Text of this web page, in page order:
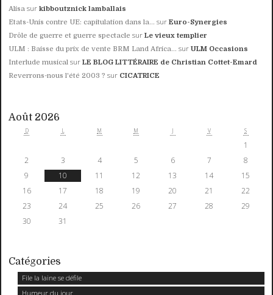
Alisa surkibboutznick lamballais
Etats-Unis contre UE: capitulation dans la... surEuro-Synergies
Drôle de guerre et guerre spectacle surLe vieux templier
ULM : Baisse du prix de vente BRM Land Africa... surULM Occasions
Interlude musical surLE BLOG LITTÉRAIRE de Christian Cottet-Emard
Reverrons-nous l'été 2003 ? sur CICATRICE
Août 2026
D L M M V S
1
2
3 4 5 6 7
8
9
10 11 12 13 14
15
16
17 18 19 20 21
22
23
24 25 26 27 28
29
30
31
Catégories
File la laine se défile
Humeur du jour